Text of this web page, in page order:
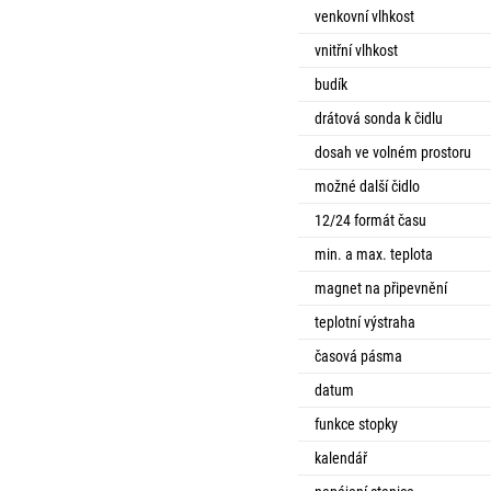
venkovní vlhkost
vnitřní vlhkost
budík
drátová sonda k čidlu
dosah ve volném prostoru
možné další čidlo
12/24 formát času
min. a max. teplota
magnet na připevnění
teplotní výstraha
časová pásma
datum
funkce stopky
kalendář